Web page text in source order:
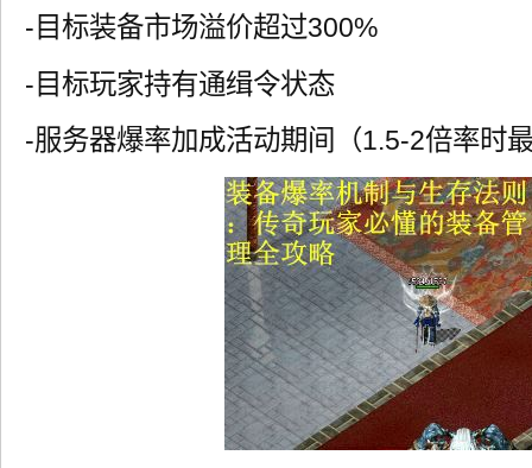
-目标装备市场溢价超过300%
-目标玩家持有通缉令状态
-服务器爆率加成活动期间（1.5-2倍率时